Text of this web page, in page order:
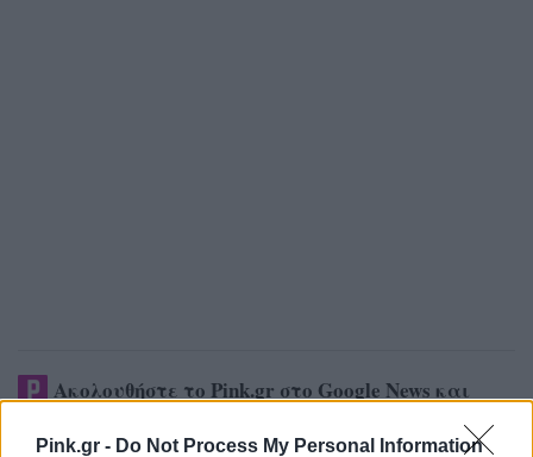
Pink.gr - Do Not Process My Personal Information
Ακολουθήστε το Pink.gr στο Google News και